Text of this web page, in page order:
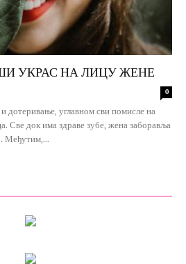
УКРАС НА ЛИЦУ ЖЕНЕ
0
дотеривање, углавном сви помисле на
Све док има здраве зубе, жена заборавља
Међутим,...